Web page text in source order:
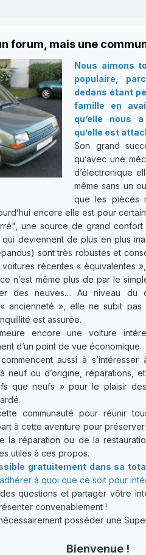
forum, mais une
Nous aimons
populaire,
dedans étant
famille en
qu’elle nous
qu’elle est
Son grand
qu’avec une
d’électronique
même sans un
que les pièces
encore elle est pour
une source de grand
deviennent de plus en plus
sont très robustes et
voitures récentes « équivalentes
n’est même plus de par le
des neuves… Au niveau du
ancienneté », elle ne subit pas
est assurée.
encore une voiture
d’un point de vue économique.
aussi à
neuf ou d’origine, réparations,
que neufs » pour le plaisir
communauté pour réunir
à cette aventure pour
la réparation ou de la
utiles à ces propos.
gratuitement dans sa
à quoi que ce soit pour
questions et partager vôtre
convenablement !
posséder une
Bienvenue !